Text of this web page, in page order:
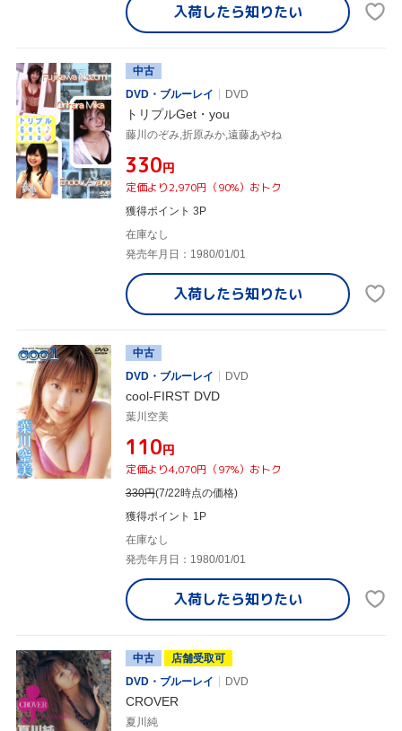
入荷したら知りたい
中古
DVD・ブルーレイ
DVD
トリプルGet・you
藤川のぞみ,折原みか,遠藤あやね
¥330円
定価より2,970円（90%）おトク
獲得ポイント 3P
在庫なし
発売年月日：1980/01/01
入荷したら知りたい
中古
DVD・ブルーレイ
DVD
cool-FIRST DVD
葉川空美
¥110円
定価より4,070円（97%）おトク
330円(7/22時点の価格)
獲得ポイント 1P
在庫なし
発売年月日：1980/01/01
入荷したら知りたい
中古
店舗受取可
DVD・ブルーレイ
DVD
CROVER
夏川純